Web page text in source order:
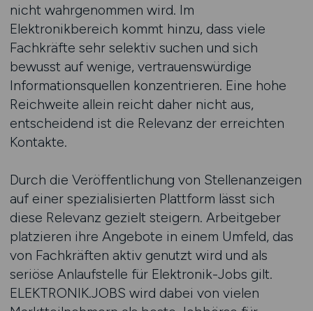
nicht wahrgenommen wird. Im
Elektronikbereich kommt hinzu, dass viele
Fachkräfte sehr selektiv suchen und sich
bewusst auf wenige, vertrauenswürdige
Informationsquellen konzentrieren. Eine hohe
Reichweite allein reicht daher nicht aus,
entscheidend ist die Relevanz der erreichten
Kontakte.
Durch die Veröffentlichung von Stellenanzeigen
auf einer spezialisierten Plattform lässt sich
diese Relevanz gezielt steigern. Arbeitgeber
platzieren ihre Angebote in einem Umfeld, das
von Fachkräften aktiv genutzt wird und als
seriöse Anlaufstelle für Elektronik-Jobs gilt.
ELEKTRONIK.JOBS wird dabei von vielen